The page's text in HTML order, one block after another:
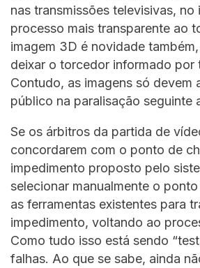
nas transmissões televisivas,
processo mais transparente ao
imagem 3D é novidade
deixar o torcedor informado por
Contudo, as imagens só devem
público na paralisação seguinte
Se os árbitros da partida de
concordarem com o ponto de
impedimento proposto pelo
selecionar manualmente o
as ferramentas existentes para
impedimento, voltando ao
Como tudo isso está sendo
falhas. Ao que se sabe, ainda